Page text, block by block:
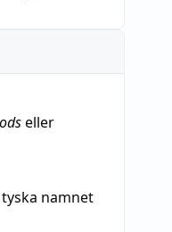
eller
namnet